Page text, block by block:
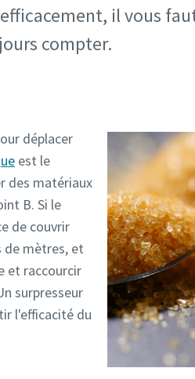
il vous
compter.
déplacer
est le
des matériaux
B. Si le
de couvrir
de mètres, et
et raccourcir
surpresseur
l'efficacité du